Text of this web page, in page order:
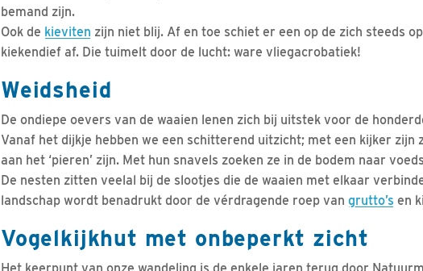
bemand zijn.
Ook de kieviten zijn niet blij. Af en toe schiet er een op de zich steeds
kiekendief af. Die tuimelt door de lucht: ware vliegacrobatiek!
Weidsheid
De ondiepe oevers van de waaien lenen zich bij uitstek voor de
Vanaf het dijkje hebben we een schitterend uitzicht; met een kijker zijn
aan het ‘pieren’ zijn. Met hun snavels zoeken ze in de bodem naar
De nesten zitten veelal bij de slootjes die de waaien met elkaar
landschap wordt benadrukt door de vérdragende roep van grutto’s en
Vogelkijkhut met onbeperkt zicht